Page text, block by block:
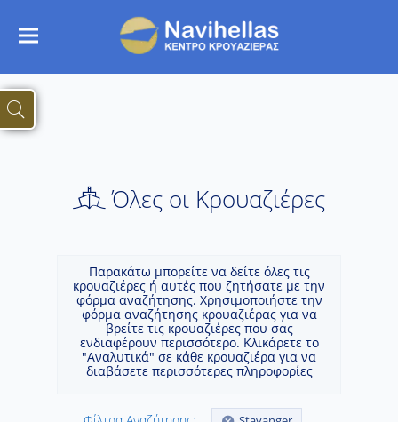
Όλες οι Κρουαζιέρες
Παρακάτω μπορείτε να δείτε όλες τις
κρουαζιέρες ή αυτές που ζητήσατε με την
φόρμα αναζήτησης. Χρησιμοποιήστε την
φόρμα αναζήτησης κρουαζιέρας για να
βρείτε τις κρουαζιέρες που σας
ενδιαφέρουν περισσότερο. Κλικάρετε το
"Αναλυτικά" σε κάθε κρουαζιέρα για να
διαβάσετε περισσότερες πληροφορίες